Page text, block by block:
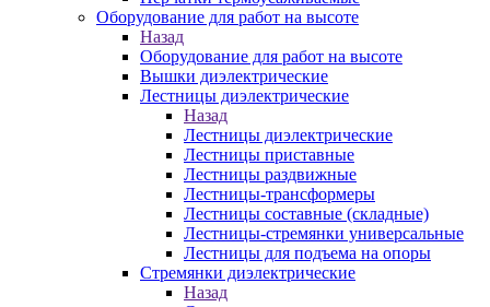
Оборудование для работ на высоте
Назад
Оборудование для работ на высоте
Вышки диэлектрические
Лестницы диэлектрические
Назад
Лестницы диэлектрические
Лестницы приставные
Лестницы раздвижные
Лестницы-трансформеры
Лестницы составные (складные)
Лестницы-стремянки универсальные
Лестницы для подъема на опоры
Стремянки диэлектрические
Назад